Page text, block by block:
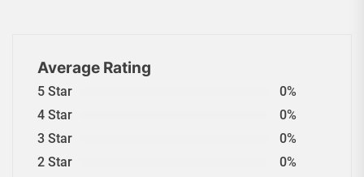
Average Rating
5 Star
0%
4 Star
0%
3 Star
0%
2 Star
0%